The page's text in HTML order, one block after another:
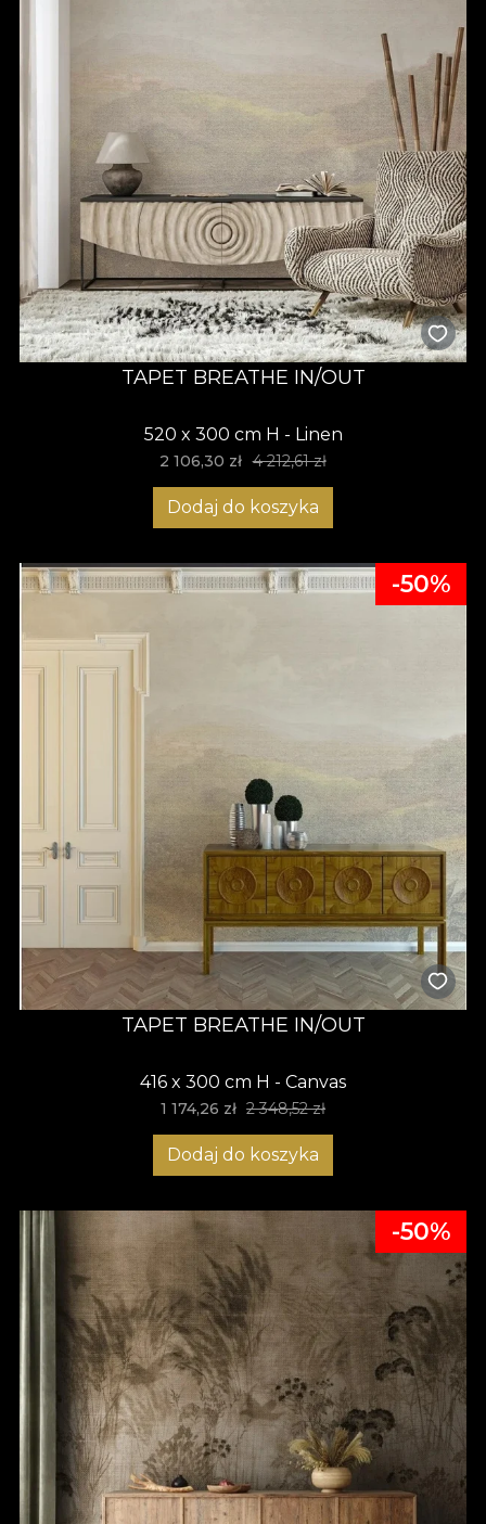
TAPET BREATHE IN/OUT
520 x 300 cm H - Linen
2 106,30 zł 4 212,61 zł
Dodaj do koszyka
-50%
TAPET BREATHE IN/OUT
416 x 300 cm H - Canvas
1 174,26 zł 2 348,52 zł
Dodaj do koszyka
-50%